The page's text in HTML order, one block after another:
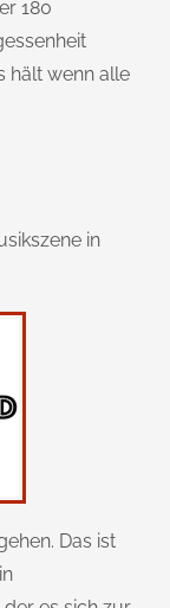
180
hält wenn alle
in
Das ist